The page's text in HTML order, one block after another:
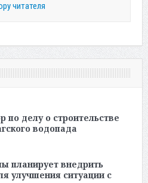
читателя
по делу о строительстве
водопада
планирует внедрить
улучшения ситуации с